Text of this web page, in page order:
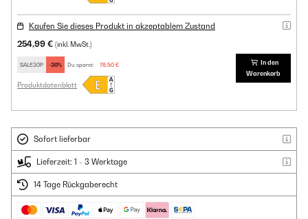
Kaufen Sie dieses Produkt in akzeptablem Zustand
254,99 € (inkl. MwSt.)
SALE30P -30% Du sparst: 76,50 €
Produktdatenblatt
In den
Warenkorb
Sofort lieferbar
Lieferzeit: 1 - 3 Werktage
14 Tage Rückgaberecht